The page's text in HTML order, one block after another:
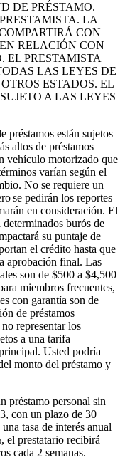
DE PRÉSTAMO.
LA
CON
RELACIÓN CON
EL PRESTAMISTA
LAS LEYES DE
ESTADOS. EL
A LAS LEYES
préstamos están sujetos
altos de préstamos
vehículo motorizado que
varían según el
No se requiere un
se pedirán los reportes
en consideración. El
burós de
su puntaje de
el crédito hasta que
aprobación final. Las
son de $500 a $4,500
miembros frecuentes,
con garantía son de
de préstamos
representar los
a una tarifa
Usted podría
monto del préstamo y
préstamo personal sin
con un plazo de 30
tasa de interés anual
el prestatario recibirá
cada 2 semanas.